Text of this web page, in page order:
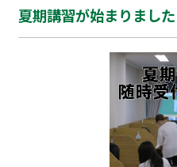
#個別指導 #夏期 #自習 #
夏期講習が始まりました